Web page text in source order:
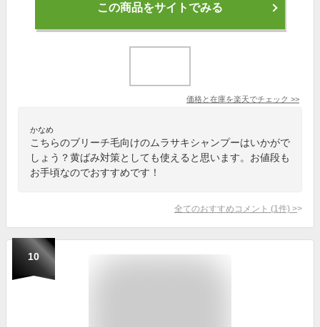
この商品をサイトでみる
価格と在庫を楽天でチェック >>
かなめ
こちらのブリーチ毛向けのムラサキシャンプーはいかがで
しょう？黄ばみ対策としても使えると思います。お値段も
お手頃なのでおすすめです！
全てのおすすめコメント (1 件) >
10